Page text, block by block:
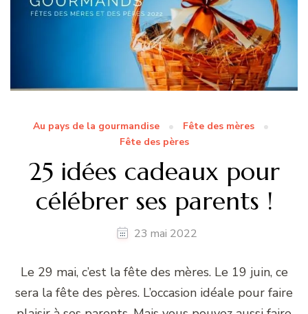
Au pays de la gourmandise
Fête des mères
Fête des pères
25 idées cadeaux pour
célébrer ses parents !
23 mai 2022
Le 29 mai, c’est la fête des mères. Le 19 juin, ce
sera la fête des pères. L’occasion idéale pour faire